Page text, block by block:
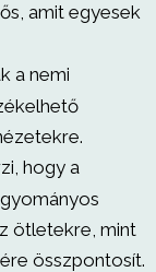
amit egyesek
a nemi
hogy a
ötletekre, mint
összpontosít.